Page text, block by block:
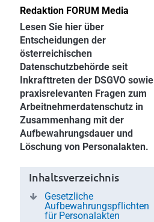
Redaktion FORUM Media
Lesen Sie hier über
Entscheidungen der
österreichischen
Datenschutzbehörde seit
Inkrafttreten der DSGVO sowie
praxisrelevanten Fragen zum
Arbeitnehmerdatenschutz in
Zusammenhang mit der
Aufbewahrungsdauer und
Löschung von Personalakten.
Inhaltsverzeichnis
Gesetzliche
Aufbewahrungspflichten
für Personalakten